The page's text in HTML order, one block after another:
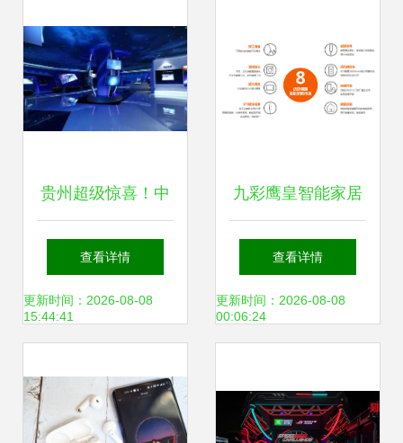
贵州超级惊喜！中
国天眼引热潮，探
秘宇宙专列纯玩4
查看详情
更新时间：2026-08-08
15:44:41
九彩鹰皇智能家居
加盟优势解析 科技
赋能，共赢未来
查看详情
更新时间：2026-08-08
00:06:24